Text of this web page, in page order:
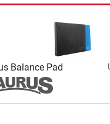
Balance Pad